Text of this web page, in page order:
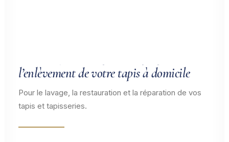
l’enlèvement de votre tapis à domicile
Pour le lavage, la restauration et la réparation de vos
tapis et tapisseries.